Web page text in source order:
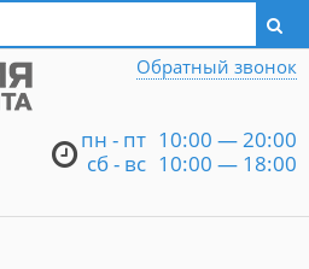
Написать директору
пн - пт 10:00 — 20:00
сб - вс 10:00 — 18:00
Обратный звонок